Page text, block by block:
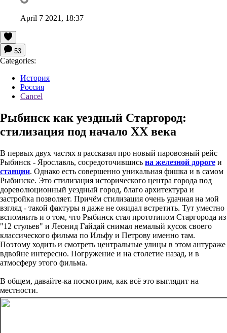
April 7 2021, 18:37
53
Categories:
История
Россия
Cancel
Рыбинск как уездный Старгород:
стилизация под начало XX века
В первых двух частях я рассказал про новый паровозный рейс
Рыбинск - Ярославль, сосредоточившись на железной дороге и
станции. Однако есть совершенно уникальная фишка и в самом
Рыбинске. Это стилизация исторического центра города под
дореволюционный уездный город, благо архитектура и
застройка позволяет. Причём стилизация очень удачная на мой
взгляд - такой фактуры я даже не ожидал встретить. Тут уместно
вспомнить и о том, что Рыбинск стал прототипом Старгорода из
"12 стульев" и Леонид Гайдай снимал немалый кусок своего
классического фильма по Ильфу и Петрову именно там.
Поэтому ходить и смотреть центральные улицы в этом антураже
вдвойне интересно. Погружение и на столетие назад, и в
атмосферу этого фильма.
В общем, давайте-ка посмотрим, как всё это выглядит на
местности.